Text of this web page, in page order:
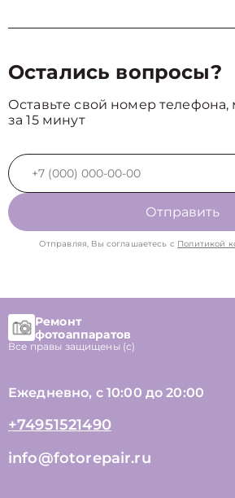
Остались вопросы?
Оставьте свой номер
за 15 минут
Отправить
Отправляя, Вы соглашаетесь с Политикой
Ремонт
фотоаппаратов
Все правы защищены (с)
Ежедневно, с 10:00 до 20:00
+74951521490
info@fotorepair.ru